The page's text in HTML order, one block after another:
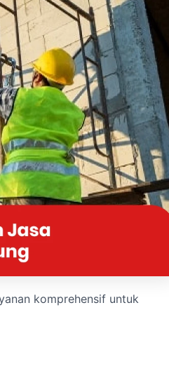
komprehensif untuk